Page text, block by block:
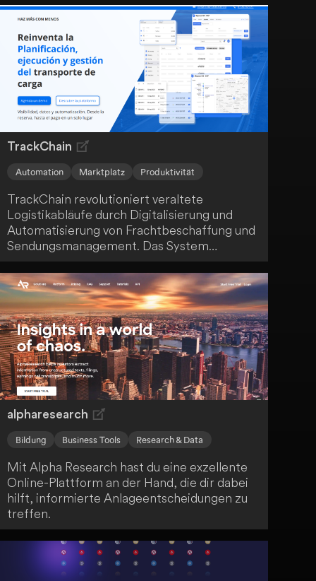
fortschrittliche Modelle, um in Echtzeit auf
dein Benutzerverhalten zu reagieren. Die
skalierbare und sichere Infrastruktur von
Shaped gewährleistet die Einhaltung von
GDPR- und SOC2-Standards.
TrackChain
Automation Marktplatz Produktivität
TrackChain revolutioniert veraltete
Logistikabläufe durch Digitalisierung und
Automatisierung von Frachtbeschaffung und
Sendungsmanagement. Das System
optimiert Spediteur-Compliance,
Zahlungssysteme, Routenplanung und
Ladungsverfolgung. TrackChain bietet dir
eine integrierte Lösung für lokale und
grenzüberschreitende Logistik aus einer
Hand.
alpharesearch
Bildung Business Tools Research & Data
Mit Alpha Research hast du eine exzellente
Online-Plattform an der Hand, die dir dabei
hilft, informierte Anlageentscheidungen zu
treffen.